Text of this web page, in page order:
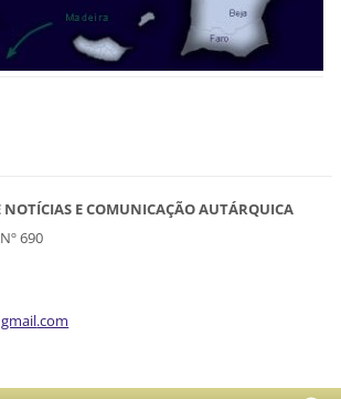
NOTÍCIAS E COMUNICAÇÃO AUTÁRQUICA
690
.com